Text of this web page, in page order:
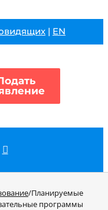
| EN
/Планируемые
программы